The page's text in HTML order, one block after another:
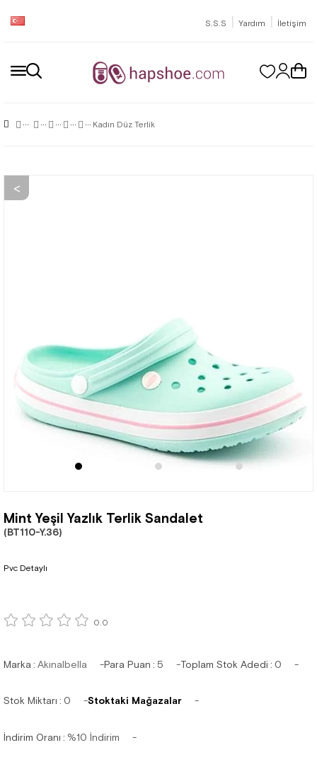
S.S.S | Yardım | İletişim
Kadın Düz Terlik
Mint Yeşil Yazlık Terlik Sandalet
(BT110-Y.36)
Pvc Detaylı
0.0
Marka : Akınalbella Para Puan : 5 Toplam Stok Adedi : 0
Stok Miktarı : 0 Stoktaki Mağazalar
İndirim Oranı : %10 İndirim